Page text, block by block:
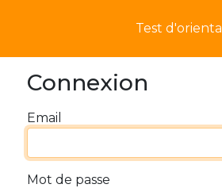
Test
Connexion
Email
Mot de passe